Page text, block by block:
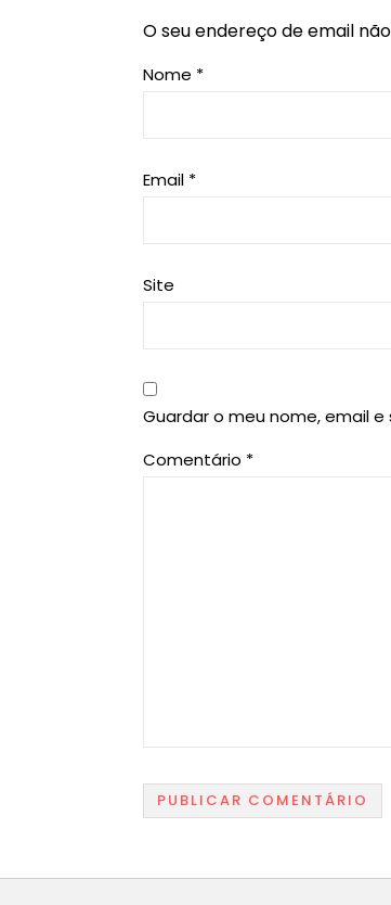
O seu endereço de email
Nome *
Email *
Site
Guardar o meu nome, email
Comentário *